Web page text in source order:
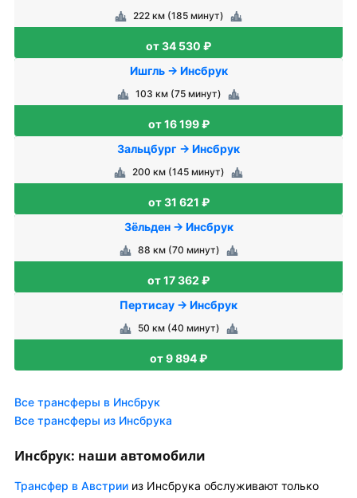
222 км (185 минут)
от 34 530 ₽
Ишгль → Инсбрук
103 км (75 минут)
от 16 199 ₽
Зальцбург → Инсбрук
200 км (145 минут)
от 31 621 ₽
Зёльден → Инсбрук
88 км (70 минут)
от 17 362 ₽
Пертисау → Инсбрук
50 км (40 минут)
от 9 894 ₽
Все трансферы в Инсбрук
Все трансферы из Инсбрука
Инсбрук: наши автомобили
Трансфер в Австрии из Инсбрука обслуживают только